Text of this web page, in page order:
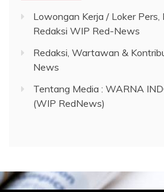
Lowongan Kerja / Loker
Redaksi WIP Red-News
Redaksi, Wartawan &
News
Tentang Media : WARNA
(WIP RedNews)